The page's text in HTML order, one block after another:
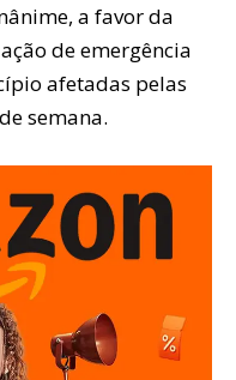
a favor da
de emergência
afetadas pelas
semana.